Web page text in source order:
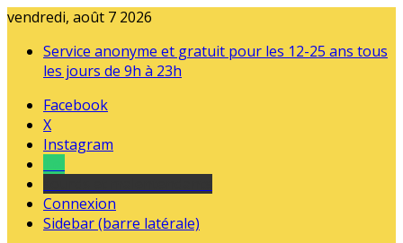
vendredi, août 7 2026
Service anonyme et gratuit pour les 12-25 ans tous
les jours de 9h à 23h
Facebook
X
Instagram
Connexion
Sidebar (barre latérale)